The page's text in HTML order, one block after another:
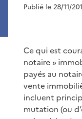
Publié le 28/11/
Ce qui est
notaire »
payés au
vente
incluent
mutation (ou